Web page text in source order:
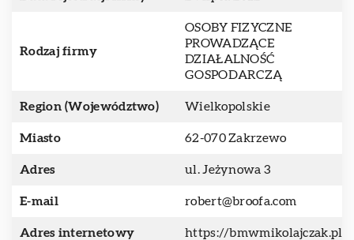
Rodzaj firmy
OSOBY FIZYCZNE
PROWADZĄCE
DZIAŁALNOŚĆ
GOSPODARCZĄ
Region (Województwo) Wielkopolskie
Miasto 62-070 Zakrzewo
Adres ul. Jeżynowa 3
E-mail robert@broofa.com
Adres internetowy https://bmwmikolajczak.pl